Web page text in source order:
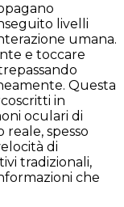
livelli
umana.
e toccare
Questa
in
oculari di
spesso
di
tradizionali,
che